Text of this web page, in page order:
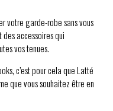
votre garde-robe sans vous
accessoires qui
vos tenues.
c’est pour cela que Latté
que vous souhaitez être en